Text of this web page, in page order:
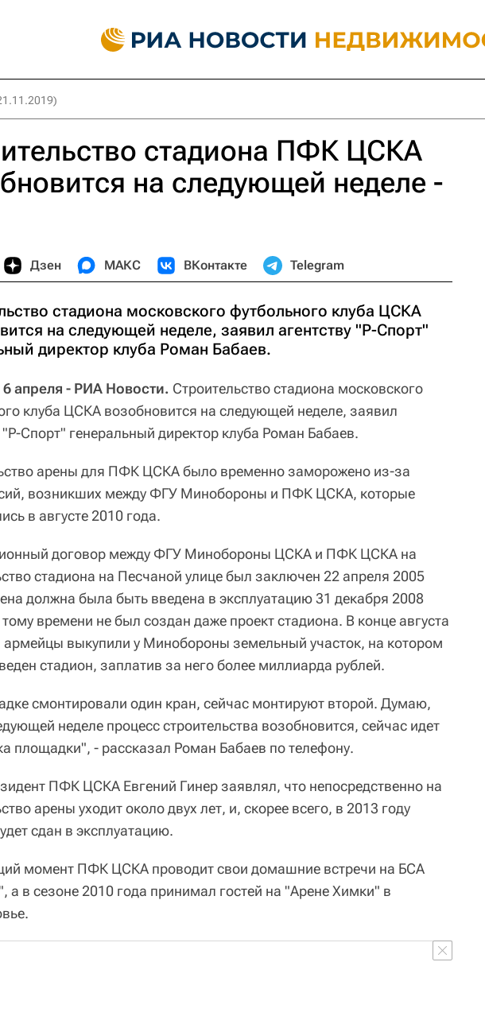
стадиона ПФК ЦСКА
на следующей неделе -
Дзен МАКС ВКонтакте Telegram
стадиона московского футбольного клуба ЦСКА
на следующей неделе, заявил агентству "Р-Спорт"
директор клуба Роман Бабаев.
апреля - РИА Новости. Строительство стадиона московского
клуба ЦСКА возобновится на следующей неделе, заявил
"Р-Спорт" генеральный директор клуба Роман Бабаев.
арены для ПФК ЦСКА было временно заморожено из-за
возникших между ФГУ Минобороны и ПФК ЦСКА, которые
в августе 2010 года.
договор между ФГУ Минобороны ЦСКА и ПФК ЦСКА на
стадиона на Песчаной улице был заключен 22 апреля 2005
должна была быть введена в эксплуатацию 31 декабря 2008
тому времени не был создан даже проект стадиона. В конце августа
армейцы выкупили у Минобороны земельный участок, на котором
стадион, заплатив за него более миллиарда рублей.
смонтировали один кран, сейчас монтируют второй. Думаю,
неделе процесс строительства возобновится, сейчас идет
площадки", - рассказал Роман Бабаев по телефону.
ПФК ЦСКА Евгений Гинер заявлял, что непосредственно на
арены уходит около двух лет, и, скорее всего, в 2013 году
сдан в эксплуатацию.
момент ПФК ЦСКА проводит свои домашние встречи на БСА
а в сезоне 2010 года принимал гостей на "Арене Химки" в